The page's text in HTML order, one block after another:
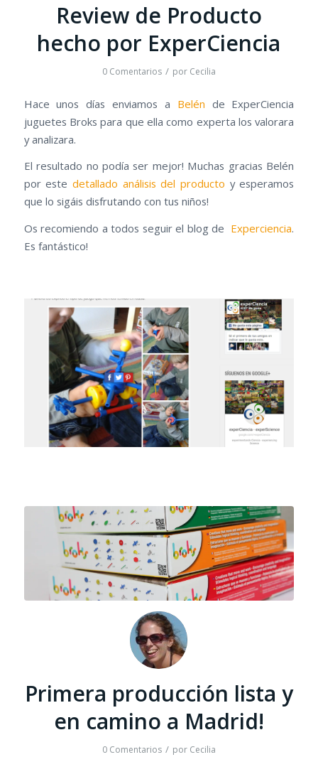
Review de Producto
hecho por ExperCiencia
0 Comentarios / por Cecilia
Hace unos días enviamos a Belén de ExperCiencia
juguetes Broks para que ella como experta los valorara
y analizara.
El resultado no podía ser mejor! Muchas gracias Belén
por este detallado análisis del producto y esperamos
que lo sigáis disfrutando con tus niños!
Os recomiendo a todos seguir el blog de Experciencia.
Es fantástico!
Primera producción lista y
en camino a Madrid!
0 Comentarios / por Cecilia